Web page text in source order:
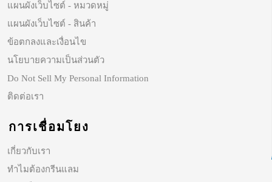
แผนผังเว็บไซต์ - หมวดหมู่
แผนผังเว็บไซต์ - สินค้า
ข้อตกลงและเงื่อนไข
นโยบายความเป็นส่วนตัว
Do Not Sell My Personal Information
ติดต่อเรา
การเชื่อมโยง
เกี่ยวกับเรา
ทำไมต้องกรีนแลม